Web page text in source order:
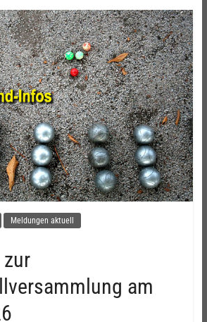
Meldungen aktuell
am